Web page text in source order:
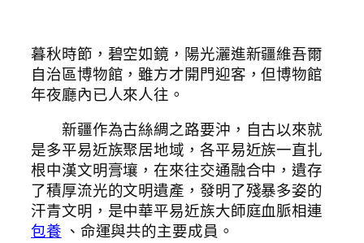
暮秋時節，碧空如鏡，陽光灑進新疆維吾爾
自治區博物館，雖方才開門迎客，但博物館
年夜廳內已人來人往。
新疆作為古絲綢之路要沖，自古以來就
是多平易近族聚居地域，各平易近族一直扎
根中漢文明膏壤，在來往交通融合中，遺存
了積厚流光的文明遺產，發明了殘暴多姿的
汗青文明，是中華平易近族大師庭血脈相連
包養 、命運與共的主要成員。